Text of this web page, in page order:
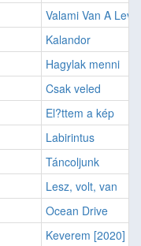
Valami Van A
Kalandor
Hagylak menni
Csak veled
El?ttem a kép
Labirintus
Táncoljunk
Lesz, volt, van
Ocean Drive
Keverem [2020]